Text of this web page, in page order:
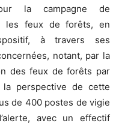
la campagne de
les feux de forêts, en
à travers ses
notant, par la
des feux de forêts par
la perspective de cette
de 400 postes de vigie
avec un effectif